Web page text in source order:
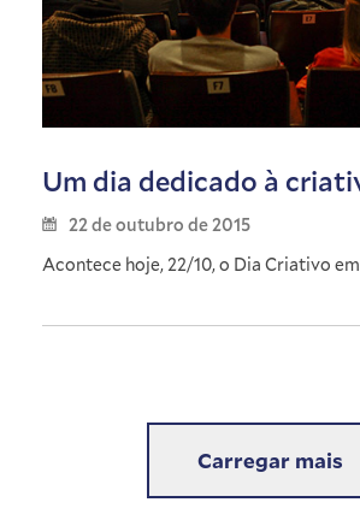
Um dia dedicado à
22 de outubro de 2015
Acontece hoje, 22/10, o Dia Criativo
Carregar mais